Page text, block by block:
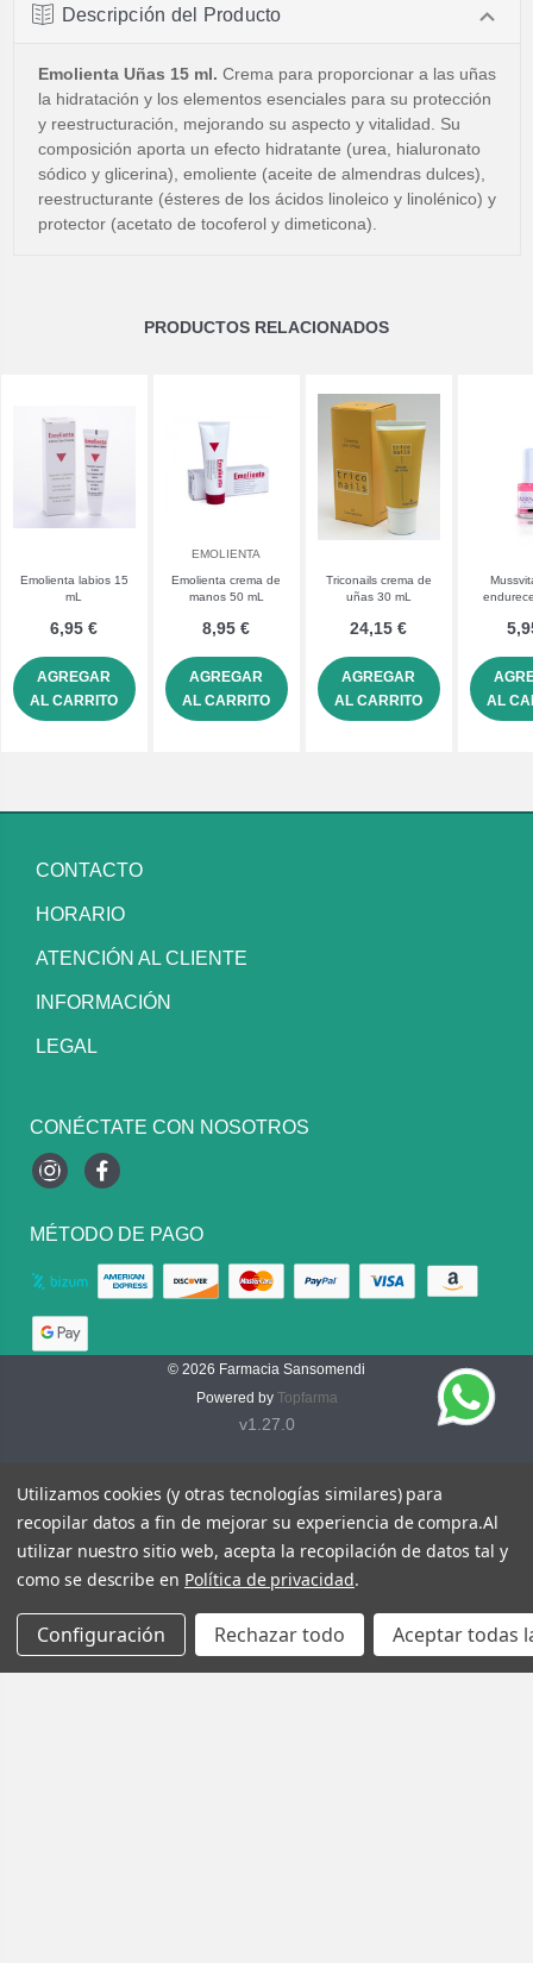
Descripción del Producto
Emolienta Uñas 15 ml. Crema para proporcionar a las uñas
la hidratación y los elementos esenciales para su protección
y reestructuración, mejorando su aspecto y vitalidad. Su
composición aporta un efecto hidratante (urea, hialuronato
sódico y glicerina), emoliente (aceite de almendras dulces),
reestructurante (ésteres de los ácidos linoleico y linolénico) y
protector (acetato de tocoferol y dimeticona).
PRODUCTOS RELACIONADOS
Emolienta labios 15
mL
6,95 €
AGREGAR
AL CARRITO
EMOLIENTA
Emolienta crema de
manos 50 mL
8,95 €
AGREGAR
AL CARRITO
Triconails crema de
uñas 30 mL
24,15 €
AGREGAR
AL CARRITO
AL
CONTACTO
HORARIO
ATENCIÓN AL CLIENTE
INFORMACIÓN
LEGAL
CONÉCTATE CON NOSOTROS
InstagramFacebook
MÉTODO DE PAGO
© 2026 Farmacia Sansomendi
Powered by Topfarma
v1.27.0
Utilizamos cookies (y otras tecnologías similares) para
recopilar datos a fin de mejorar su experiencia de compra.Al
utilizar nuestro sitio web, acepta la recopilación de datos tal y
como se describe en Política de privacidad.
Configuración Rechazar todo Aceptar todas